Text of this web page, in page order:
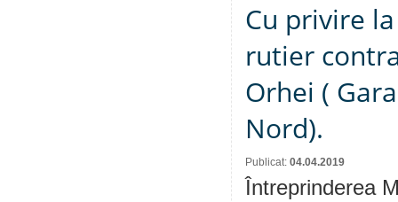
Cu privire
rutier
Orhei (
Nord).
Publicat: 04.04.2019
Întreprinderea